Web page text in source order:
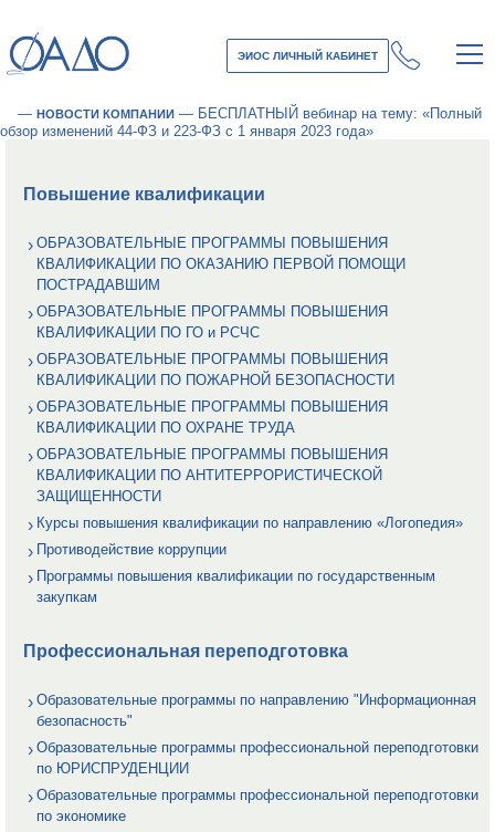
ЭИОС ЛИЧНЫЙ КАБИНЕТ
— НОВОСТИ КОМПАНИИ — БЕСПЛАТНЫЙ вебинар на тему: «Полный
обзор изменений 44-ФЗ и 223-ФЗ с 1 января 2023 года»
Повышение квалификации
ОБРАЗОВАТЕЛЬНЫЕ ПРОГРАММЫ ПОВЫШЕНИЯ
КВАЛИФИКАЦИИ ПО ОКАЗАНИЮ ПЕРВОЙ ПОМОЩИ
ПОСТРАДАВШИМ
ОБРАЗОВАТЕЛЬНЫЕ ПРОГРАММЫ ПОВЫШЕНИЯ
КВАЛИФИКАЦИИ ПО ГО и РСЧС
ОБРАЗОВАТЕЛЬНЫЕ ПРОГРАММЫ ПОВЫШЕНИЯ
КВАЛИФИКАЦИИ ПО ПОЖАРНОЙ БЕЗОПАСНОСТИ
ОБРАЗОВАТЕЛЬНЫЕ ПРОГРАММЫ ПОВЫШЕНИЯ
КВАЛИФИКАЦИИ ПО ОХРАНЕ ТРУДА
ОБРАЗОВАТЕЛЬНЫЕ ПРОГРАММЫ ПОВЫШЕНИЯ
КВАЛИФИКАЦИИ ПО АНТИТЕРРОРИСТИЧЕСКОЙ
ЗАЩИЩЕННОСТИ
Курсы повышения квалификации по направлению «Логопедия»
Противодействие коррупции
Программы повышения квалификации по государственным
закупкам
Профессиональная переподготовка
Образовательные программы по направлению "Информационная
безопасность"
Образовательные программы профессиональной переподготовки
по ЮРИСПРУДЕНЦИИ
Образовательные программы профессиональной переподготовки
по экономике